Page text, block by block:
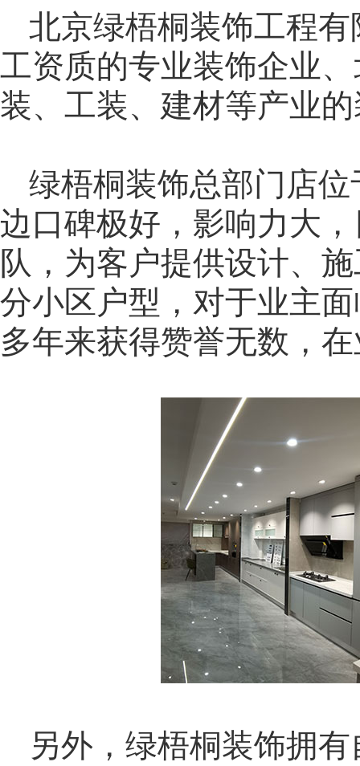
北京绿梧桐装饰工程
工资质的专业装饰企业
装、工装、建材等产业
绿梧桐装饰总部门店
边口碑极好，影响力大
队，为客户提供设计、
分小区户型，对于业主
多年来获得赞誉无数，
另外，绿梧桐装饰拥